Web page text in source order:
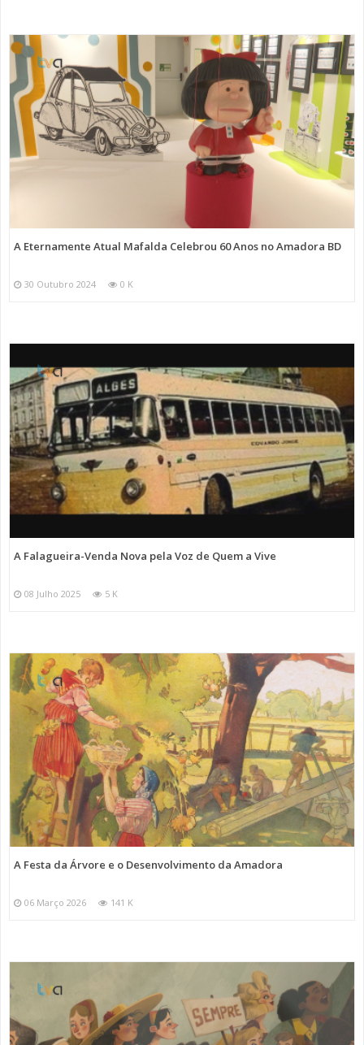
A Eternamente Atual Mafalda Celebrou 60 Anos no Amadora BD
30 Outubro 2024 0 K
A Falagueira-Venda Nova pela Voz de Quem a Vive
08 Julho 2025 5 K
A Festa da Árvore e o Desenvolvimento da Amadora
06 Março 2026 141 K